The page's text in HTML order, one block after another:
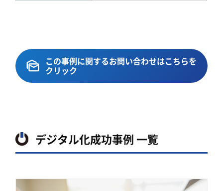
この事例に関するお問い合わせはこちらを
クリック
デジタル化成功事例 一覧